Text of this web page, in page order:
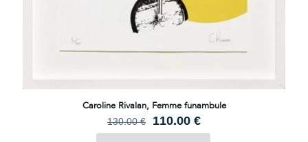
Caroline Rivalan, Femme funambule
130.00€
Le
prix
110.00 €Le
prix